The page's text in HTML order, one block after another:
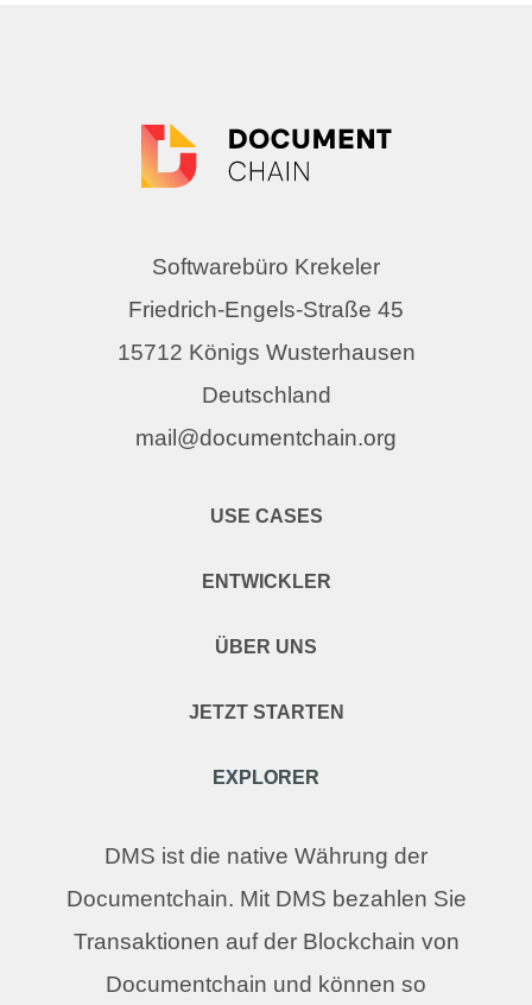
Softwarebüro Krekeler
Friedrich-Engels-Straße 45
15712 Königs Wusterhausen
Deutschland
mail@documentchain.org
USE CASES
ENTWICKLER
ÜBER UNS
JETZT STARTEN
EXPLORER
DMS ist die native Währung der
Documentchain. Mit DMS bezahlen Sie
Transaktionen auf der Blockchain von
Documentchain und können so